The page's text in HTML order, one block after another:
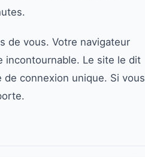
de vous. Votre navigateur
incontournable. Le site le dit
connexion unique. Si vous